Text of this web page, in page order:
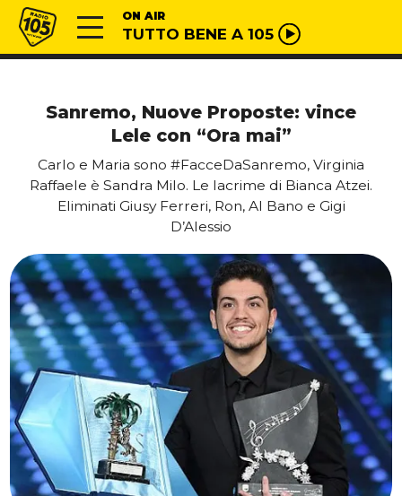
Vai al contenuto
Radio 105 ON AIR
TUTTO BENE A 105
Sanremo, Nuove Proposte: vince
Lele con “Ora mai”
Carlo e Maria sono #FacceDaSanremo, Virginia
Raffaele è Sandra Milo. Le lacrime di Bianca Atzei.
Eliminati Giusy Ferreri, Ron, Al Bano e Gigi
D’Alessio